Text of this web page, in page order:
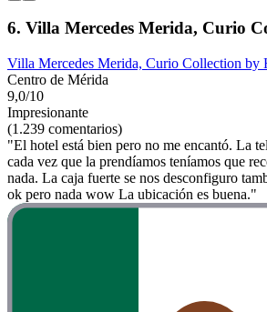
6. Villa Mercedes Merida, Curio
Villa Mercedes Merida, Curio Collection by
Centro de Mérida
9,0/10
Impresionante
(1.239 comentarios)
"El hotel está bien pero no me encantó. La
cada vez que la prendíamos teníamos que
nada. La caja fuerte se nos desconfiguro
ok pero nada wow La ubicación es buena."